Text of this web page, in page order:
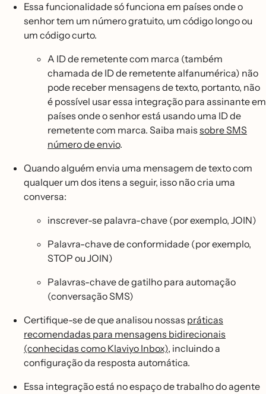
Essa funcionalidade só funciona em países onde o
senhor tem um número gratuito, um código longo ou
um código curto.
A ID de remetente com marca (também
chamada de ID de remetente alfanumérica) não
pode receber mensagens de texto, portanto, não
é possível usar essa integração para assinante em
países onde o senhor está usando uma ID de
remetente com marca. Saiba mais sobre SMS
número de envio.
Quando alguém envia uma mensagem de texto com
qualquer um dos itens a seguir, isso não cria uma
conversa:
inscrever-se palavra-chave (por exemplo, JOIN)
Palavra-chave de conformidade (por exemplo,
STOP ou JOIN)
Palavras-chave de gatilho para automação
(conversação SMS)
Certifique-se de que analisou nossas práticas
recomendadas para mensagens bidirecionais
(conhecidas como Klaviyo Inbox), incluindo a
configuração da resposta automática.
Essa integração está no espaço de trabalho do agente